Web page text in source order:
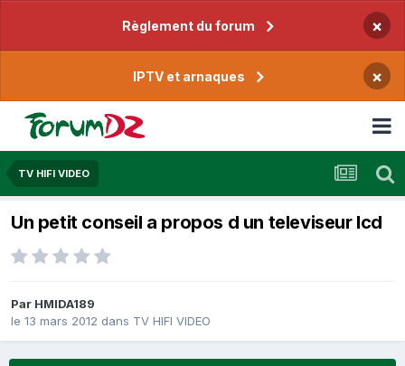
Règlement du forum ×
IPTV et arnaques ×
TV HIFI VIDEO
Un petit conseil a propos d un televiseur lcd
Par HMIDA189
le 13 mars 2012 dans TV HIFI VIDEO